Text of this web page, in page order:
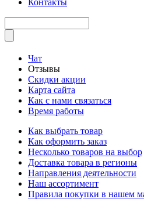
Чат
Отзывы
Скидки акции
Карта сайта
Как с нами связаться
Время работы
Как выбрать товар
Как оформить заказ
Несколько товаров на выбор
Доставка товара в регионы
Направления деятельности
Наш ассортимент
Правила покупки в нашем